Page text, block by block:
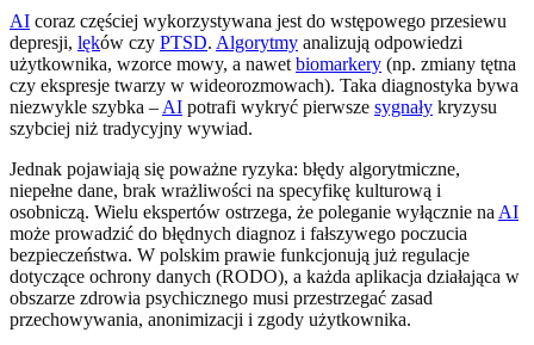
AI coraz częściej wykorzystywana jest do wstępowego przesiewu
depresji, lęków czy PTSD. Algorytmy analizują odpowiedzi
użytkownika, wzorce mowy, a nawet biomarkery (np. zmiany tętna
czy ekspresje twarzy w wideorozmowach). Taka diagnostyka bywa
niezwykle szybka – AI potrafi wykryć pierwsze sygnały kryzysu
szybciej niż tradycyjny wywiad.
Jednak pojawiają się poważne ryzyka: błędy algorytmiczne,
niepełne dane, brak wrażliwości na specyfikę kulturową i
osobniczą. Wielu ekspertów ostrzega, że poleganie wyłącznie na AI
może prowadzić do błędnych diagnoz i fałszywego poczucia
bezpieczeństwa. W polskim prawie funkcjonują już regulacje
dotyczące ochrony danych (RODO), a każda aplikacja działająca w
obszarze zdrowia psychicznego musi przestrzegać zasad
przechowywania, anonimizacji i zgody użytkownika.